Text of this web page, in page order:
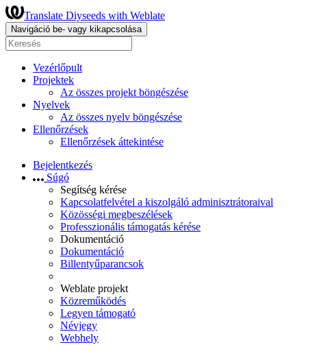
Translate Diyseeds with Weblate
Navigáció be- vagy kikapcsolása
Vezérlőpult
Projektek
Az összes projekt böngészése
Nyelvek
Az összes nyelv böngészése
Ellenőrzések
Ellenőrzések áttekintése
Bejelentkezés
Súgó
Segítség kérése
Kapcsolatfelvétel a kiszolgáló adminisztrátoraival
Közösségi megbeszélések
Professzionális támogatás kérése
Dokumentáció
Dokumentáció
Billentyűparancsok
Weblate projekt
Közreműködés
Legyen támogató
Névjegy
Webhely